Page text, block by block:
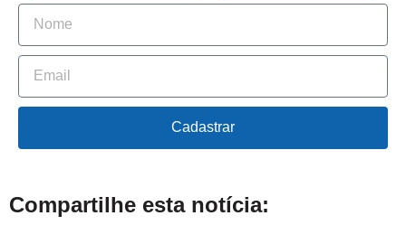
Cadastrar
Compartilhe esta notícia: